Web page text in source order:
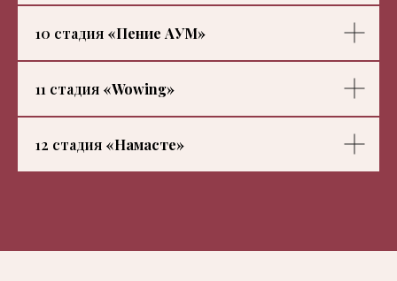
10 стадия «Пение АУМ»
11 стадия «Wowing»
12 стадия «Намасте»